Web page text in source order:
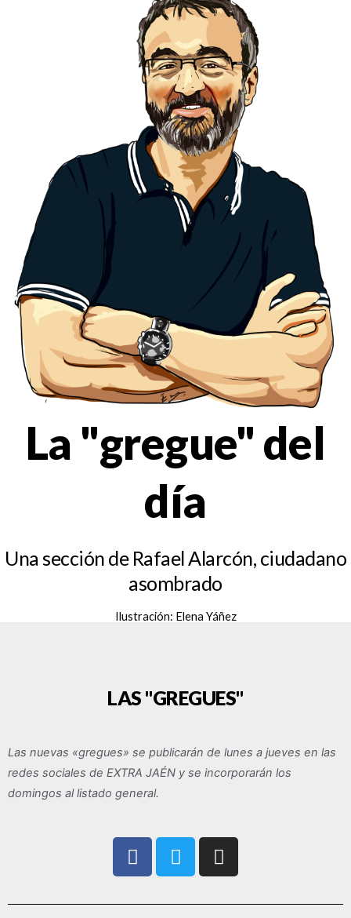
La "gregue" del
día
Una sección de Rafael Alarcón, ciudadano
asombrado
Ilustración: Elena Yáñez
LAS "GREGUES"
Las nuevas «gregues» se publicarán de lunes a jueves en las
redes sociales de EXTRA JAÉN y se incorporarán los
domingos al listado general.
F
a
e
T
w
t
I
n
t